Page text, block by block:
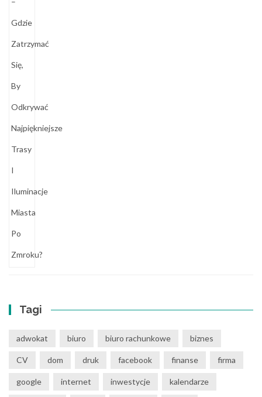
Tagi
adwokat biuro biuro rachunkowe biznes
CV dom druk facebook finanse firma
google internet inwestycje kalendarze